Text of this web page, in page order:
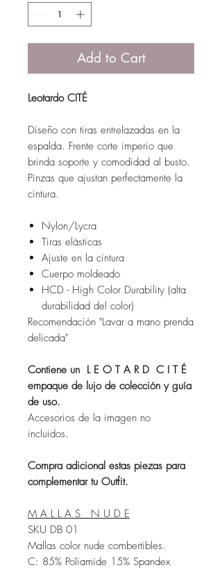
Add to Cart
Leotardo CITÉ
Diseño con tiras entrelazadas en la
espalda. Frente corte imperio que
brinda soporte y comodidad al busto.
Pinzas que ajustan perfectamente la
cintura.
Nylon/Lycra
Tiras elásticas
Ajuste en la cintura
Cuerpo moldeado
HCD - High Color Durability (alta
durabilidad del color)
Recomendación "Lavar a mano prenda
delicada"
Contiene un L E O T A R D C I T É
empaque de lujo de colección y guía
de uso.
Accesorios de la imagen no
incluidos.
Compra adicional estas piezas para
complementar tu Outfit.
M A L L A S N U D E
SKU DB 01
Mallas color nude combertibles.
C: 85% Poliamide 15% Spandex